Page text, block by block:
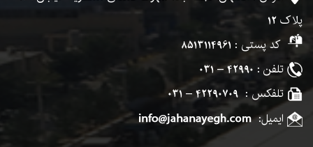
پلاک12
کد پستی : 8513114961
تلفن : 42990 – 031
تلفکس : 42290709 – 031
ایمیل: